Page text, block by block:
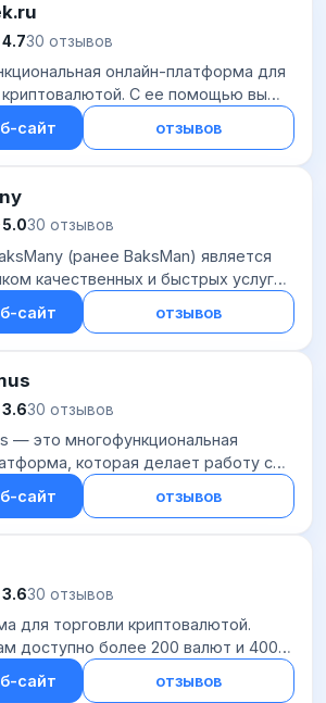
4.730 отзывов
онлайн-платформа для
С ее помощью вы
принимать и отправлять
покупать и продавать токены,
сайт отзывов
5.030 отзывов
(ранее BaksMan) является
качественных и быстрых услуг
2015 года. Он позволяет обменивать
деньги (платежные системы
сайт отзывов
3.630 отзывов
— это многофункциональная
которая делает работу с
активами простой и удобной как
пользователей, так и для бизнеса.
сайт отзывов
3.630 отзывов
для торговли криптовалютой.
доступно более 200 валют и 400
пар. Вы можете торговать по
рынкам: USDT, ВТС и ЕТН. Также
сайт отзывов